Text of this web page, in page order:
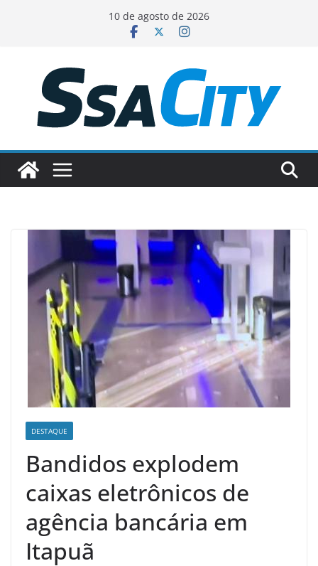
conteúdo
10 de agosto de 2026
DESTAQUE
Bandidos explodem
caixas eletrônicos de
agência bancária em
Itapuã